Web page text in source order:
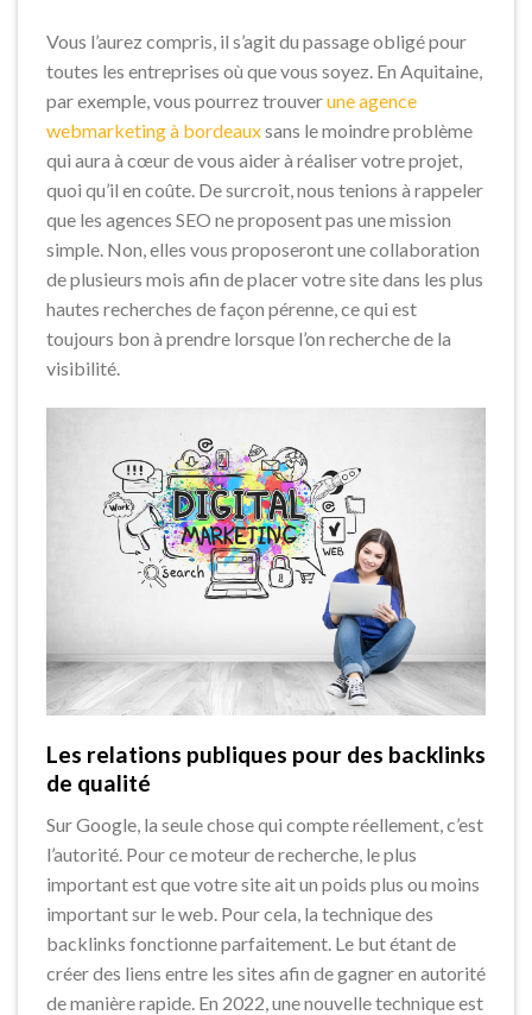
Vous l’aurez compris, il s’agit du passage obligé pour
toutes les entreprises où que vous soyez. En Aquitaine,
par exemple, vous pourrez trouverune agence
webmarketing à bordeauxsans le moindre problème
qui aura à cœur de vous aider à réaliser votre projet,
quoi qu’il en coûte. De surcroit, nous tenions à rappeler
que les agences SEO ne proposent pas une mission
simple. Non, elles vous proposeront une collaboration
de plusieurs mois afin de placer votre site dans les plus
hautes recherches de façon pérenne, ce qui est
toujours bon à prendre lorsque l’on recherche de la
visibilité.
Les relations publiques pour des backlinks
de qualité
Sur Google, la seule chose qui compte réellement, c’est
l’autorité. Pour ce moteur de recherche, le plus
important est que votre site ait un poids plus ou moins
important sur le web. Pour cela, la technique des
backlinks fonctionne parfaitement. Le but étant de
créer des liens entre les sites afin de gagner en autorité
de manière rapide. En 2022, une nouvelle technique est